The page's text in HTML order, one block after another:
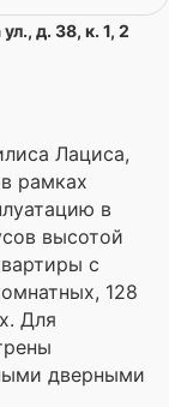
д. 38, к. 1, 2
Лациса,
рамках
в
высотой
с
128
Для
дверными